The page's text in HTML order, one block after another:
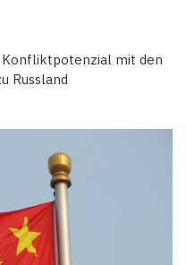
mit den
Russland